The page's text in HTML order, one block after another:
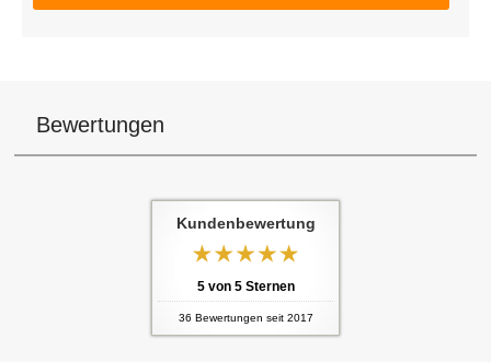
Bewertungen
Kundenbewertung
5von 5Sternen
36 Bewertungen seit 2017